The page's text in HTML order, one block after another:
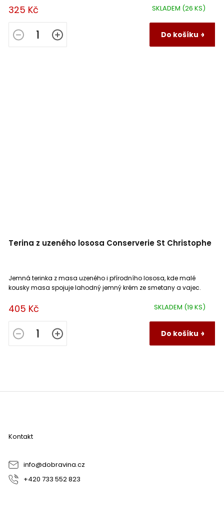
SKLADEM (26 KS)
325 Kč
Do košíku
Terina z uzeného lososa Conserverie St Christophe
SKLADEM (19 KS)
405 Kč
Do košíku
Jemná terinka z masa uzeného i přírodního lososa, kde malé
kousky masa spojuje lahodný jemný krém ze smetany a vajec.
Z
Kontakt
info@dobravina.cz
+420 733 552 823